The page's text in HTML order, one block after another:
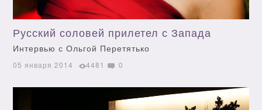
Русский соловей прилетел с Запада
Интервью с Ольгой Перетятько
05 января 2014 4481 0